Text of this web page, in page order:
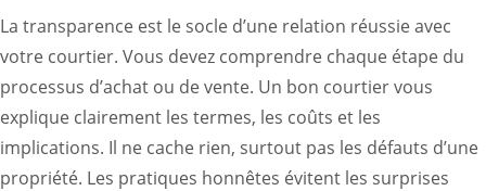
La transparence est le socle d’une relation réussie avec
votre courtier. Vous devez comprendre chaque étape du
processus d’achat ou de vente. Un bon courtier vous
explique clairement les termes, les coûts et les
implications. Il ne cache rien, surtout pas les défauts d’une
propriété. Les pratiques honnêtes évitent les surprises